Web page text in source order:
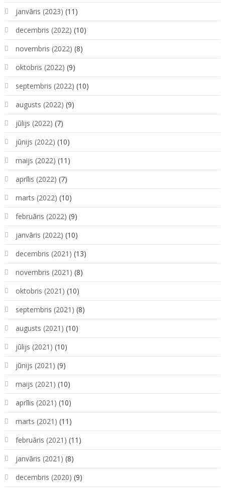
janvāris (2023) (11)
decembris (2022) (10)
novembris (2022) (8)
oktobris (2022) (9)
septembris (2022) (10)
augusts (2022) (9)
jūlijs (2022) (7)
jūnijs (2022) (10)
maijs (2022) (11)
aprīlis (2022) (7)
marts (2022) (10)
februāris (2022) (9)
janvāris (2022) (10)
decembris (2021) (13)
novembris (2021) (8)
oktobris (2021) (10)
septembris (2021) (8)
augusts (2021) (10)
jūlijs (2021) (10)
jūnijs (2021) (9)
maijs (2021) (10)
aprīlis (2021) (10)
marts (2021) (11)
februāris (2021) (11)
janvāris (2021) (8)
decembris (2020) (9)